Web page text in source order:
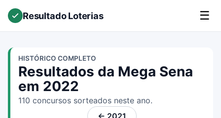
Resultado Loterias ☰
HISTÓRICO COMPLETO
Resultados da Mega Sena
em 2022
110 concursos sorteados neste ano.
← 2021